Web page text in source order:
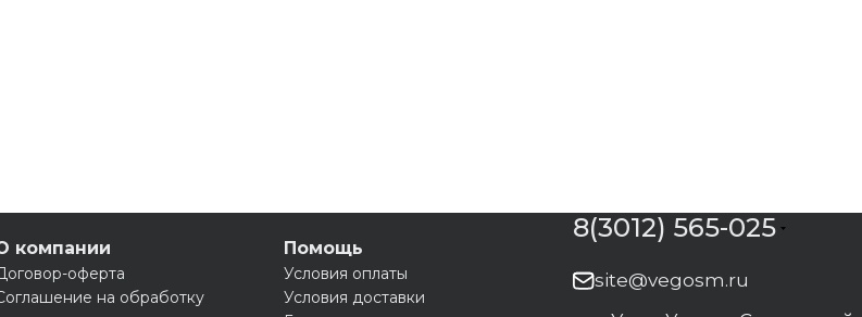
компании
оферта
на обработку
Помощь
Условия оплаты
Условия доставки
8(3012) 565-025
site@vegosm.ru